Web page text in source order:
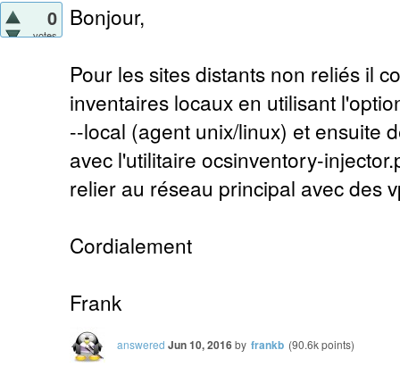
0
votes
Bonjour,
Pour les sites distants non reliés il
inventaires locaux en utilisant
--local (agent unix/linux) et ensuite
avec l'utilitaire ocsinventory-
relier au réseau principal avec des
Cordialement
Frank
answered Jun 10, 2016by frankb (90.6kpoints)